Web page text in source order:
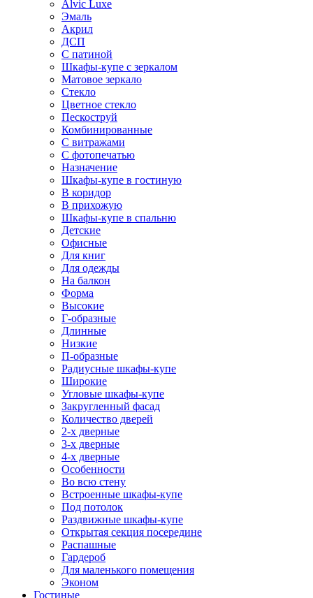
Alvic Luxe
Эмаль
Акрил
ДСП
С патиной
Шкафы-купе с зеркалом
Матовое зеркало
Стекло
Цветное стекло
Пескоструй
Комбинированные
С витражами
С фотопечатью
Назначение
Шкафы-купе в гостиную
В коридор
В прихожую
Шкафы-купе в спальню
Детские
Офисные
Для книг
Для одежды
На балкон
Форма
Высокие
Г-образные
Длинные
Низкие
П-образные
Радиусные шкафы-купе
Широкие
Угловые шкафы-купе
Закругленный фасад
Количество дверей
2-х дверные
3-х дверные
4-х дверные
Особенности
Во всю стену
Встроенные шкафы-купе
Под потолок
Раздвижные шкафы-купе
Открытая секция посередине
Распашные
Гардероб
Для маленького помещения
Эконом
Гостиные